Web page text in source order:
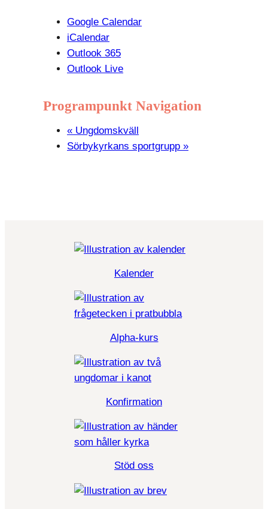
Google Calendar
iCalendar
Outlook 365
Outlook Live
Programpunkt Navigation
« Ungdomskväll
Sörbykyrkans sportgrupp »
Kalender
Alpha-kurs
Konfirmation
Stöd oss